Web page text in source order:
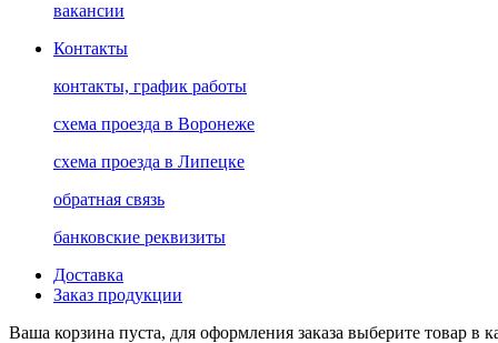
вакансии
Контакты
контакты, график работы
схема проезда в Воронеже
схема проезда в Липецке
обратная связь
банковские реквизиты
Доставка
Заказ продукции
Ваша корзина пуста, для оформления заказа выберите товар в